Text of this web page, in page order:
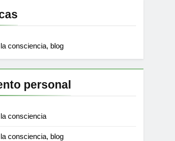
consciencia, blog
personal
consciencia
consciencia, blog